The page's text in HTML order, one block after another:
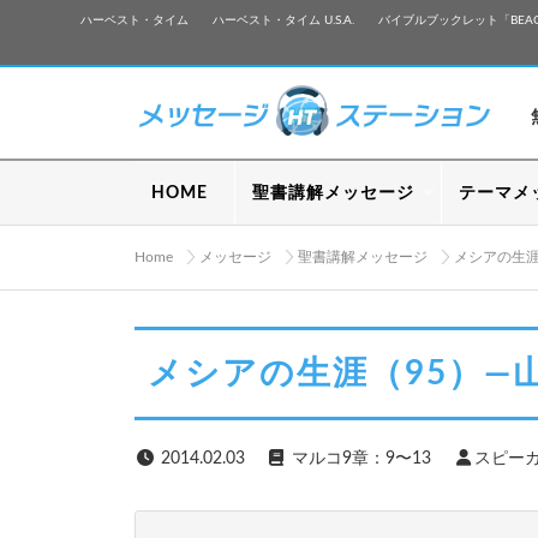
ハーベスト・タイム ハーベスト・タイム U.S.A. バイブルブックレット「
HOME 聖書講解メッセージ テーマメ
Home メッセージ 聖書講解メッセージ メシアの生
メシアの生涯（95）—
2014.02.03 マルコ9章：9〜13 スピー